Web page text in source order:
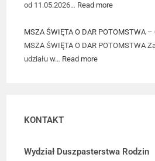
od 11.05.2026… Read more
MSZA ŚWIĘTA O DAR POTOMSTWA
MSZA ŚWIĘTA O DAR POTOMSTWA
udziału w… Read more
KONTAKT
Wydział Duszpasterstwa Rodzin